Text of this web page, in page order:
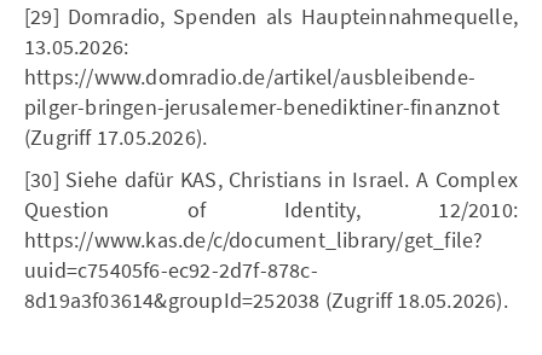
[29] Domradio, Spenden als Haupteinnahmequelle,
13.05.2026:
https://www.domradio.de/artikel/ausbleibende-
pilger-bringen-jerusalemer-benediktiner-finanznot
(Zugriff 17.05.2026).
[30] Siehe dafür KAS, Christians in Israel. A Complex
Question of Identity, 12/2010:
https://www.kas.de/c/document_library/get_file?
uuid=c75405f6-ec92-2d7f-878c-
8d19a3f03614&groupId=252038 (Zugriff 18.05.2026).